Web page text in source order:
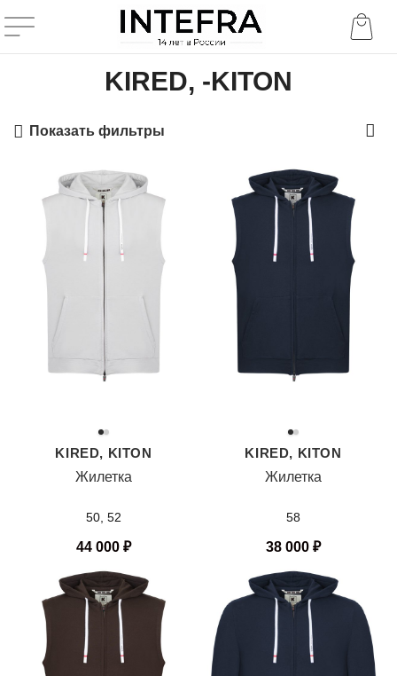
KIRED, -KITON
Показать фильтры
KIRED, KITON
Жилетка
50, 52
44 000 ₽
KIRED, KITON
Жилетка
58
38 000 ₽